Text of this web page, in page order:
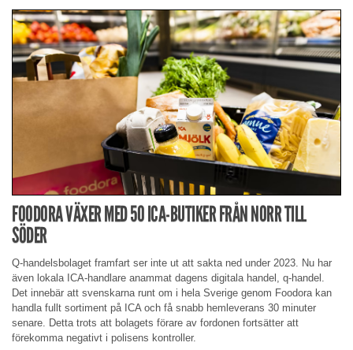
FOODORA VÄXER MED 50 ICA-BUTIKER FRÅN NORR TILL
SÖDER
Q-handelsbolaget framfart ser inte ut att sakta ned under 2023. Nu har
även lokala ICA-handlare anammat dagens digitala handel, q-handel.
Det innebär att svenskarna runt om i hela Sverige genom Foodora kan
handla fullt sortiment på ICA och få snabb hemleverans 30 minuter
senare. Detta trots att bolagets förare av fordonen fortsätter att
förekomma negativt i polisens kontroller.